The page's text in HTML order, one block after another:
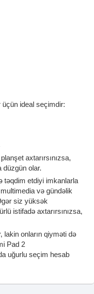
üçün ideal seçimdir:
axtarırsınızsa,
düzgün olar.
təqdim etdiyi imkanlarla
və gündəlik
siz yüksək
istifadə axtarırsınızsa,
lakin onların qiyməti də
Pad 2
uğurlu seçim hesab